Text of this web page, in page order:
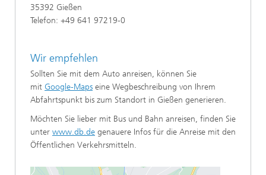
35392 Gießen
Telefon: +49 641 97219-0
Wir empfehlen
Sollten Sie mit dem Auto anreisen, können Sie
mit Google-Maps eine Wegbeschreibung von Ihrem
Abfahrtspunkt bis zum Standort in Gießen generieren.
Möchten Sie lieber mit Bus und Bahn anreisen, finden Sie
unter www.db.de genauere Infos für die Anreise mit den
Öffentlichen Verkehrsmitteln.